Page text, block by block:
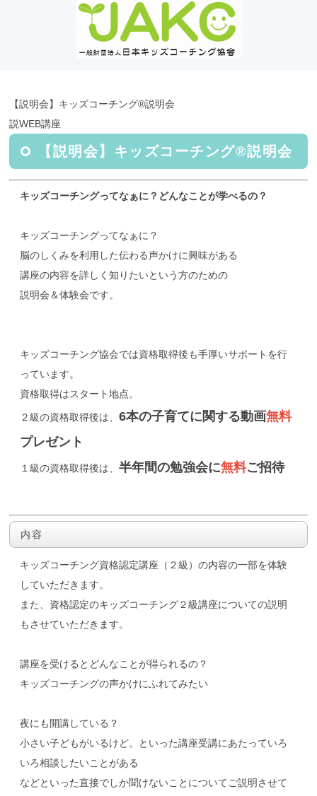
【説明会】キッズコーチング®︎説明会
説WEB講座
【説明会】キッズコーチング®︎説明会
キッズコーチングってなぁに？どんなことが学べるの？
キッズコーチングってなぁに？
脳のしくみを利用した伝わる声かけに興味がある
講座の内容を詳しく知りたいという方のための
説明会＆体験会です。
キッズコーチング協会では資格取得後も手厚いサポートを行
っています。
資格取得はスタート地点。
２級の資格取得後は、6本の子育てに関する動画無料
プレゼント
１級の資格取得後は、半年間の勉強会に無料ご招待
内容
キッズコーチング資格認定講座（２級）の内容の一部を体験
していただきます。
また、資格認定のキッズコーチング２級講座についての説明
もさせていただきます。
講座を受けるとどんなことが得られるの？
キッズコーチングの声かけにふれてみたい
夜にも開講している？
小さい子どもがいるけど。といった講座受講にあたっていろ
いろ相談したいことがある
などといった直接でしか聞けないことについてご説明させて